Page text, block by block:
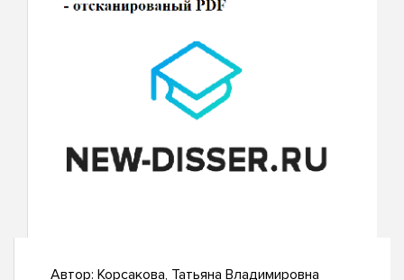
Автор: Корсакова, Татьяна Владимировна